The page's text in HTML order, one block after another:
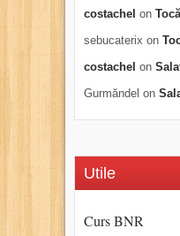
costachel on
sebucaterix on
costachel on
Gurmăndel on
Utile
Curs BNR